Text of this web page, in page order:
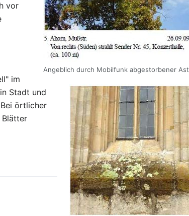
Angeblich durch Mobilfunk abgestorbener Ast
vor
im
Stadt und
örtlicher
Blätter